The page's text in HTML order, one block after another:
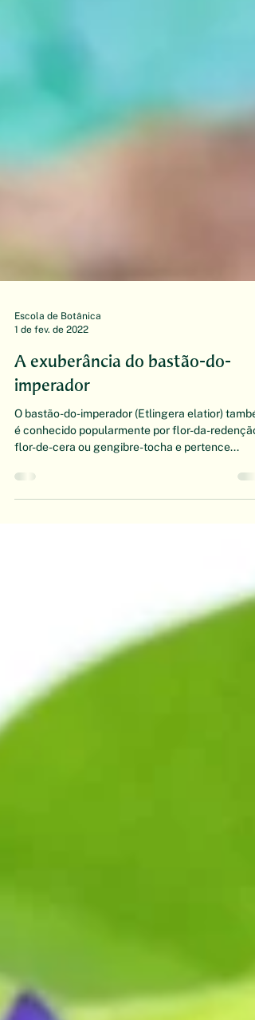
Escola de Botânica
1 de fev. de 2022
imperador
O bastão-do-imperador (Etlingera elatior)
é conhecido popularmente por flor-da-redenção,